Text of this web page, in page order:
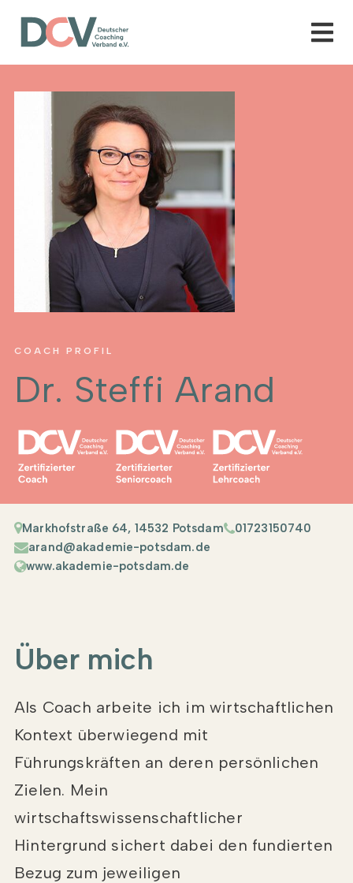
COACH PROFIL
Dr. Steffi Arand
Markhofstraße 64, 14532 Potsdam
01723150740
arand@akademie-potsdam.de
www.akademie-potsdam.de
Über mich
Als Coach arbeite ich im wirtschaftlichen
Kontext überwiegend mit
Führungskräften an deren persönlichen
Zielen. Mein
wirtschaftswissenschaftlicher
Hintergrund sichert dabei den fundierten
Bezug zum jeweiligen